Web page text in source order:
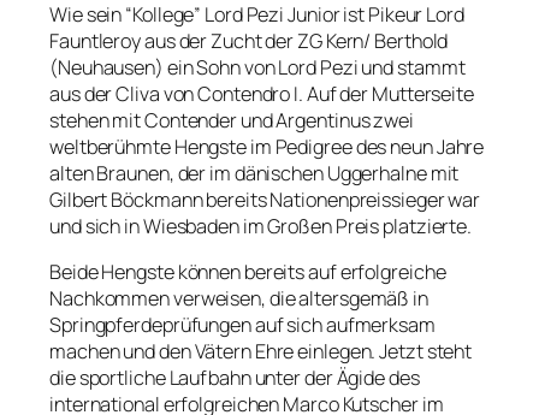
Wie sein “Kollege” Lord Pezi Junior ist Pikeur Lord
Fauntleroy aus der Zucht der ZG Kern/ Berthold
(Neuhausen) ein Sohn von Lord Pezi und stammt
aus der Cliva von Contendro I. Auf der Mutterseite
stehen mit Contender und Argentinus zwei
weltberühmte Hengste im Pedigree des neun Jahre
alten Braunen, der im dänischen Uggerhalne mit
Gilbert Böckmann bereits Nationenpreissieger war
und sich in Wiesbaden im Großen Preis platzierte.
Beide Hengste können bereits auf erfolgreiche
Nachkommen verweisen, die altersgemäß in
Springpferdeprüfungen auf sich aufmerksam
machen und den Vätern Ehre einlegen. Jetzt steht
die sportliche Laufbahn unter der Ägide des
international erfolgreichen Marco Kutscher im